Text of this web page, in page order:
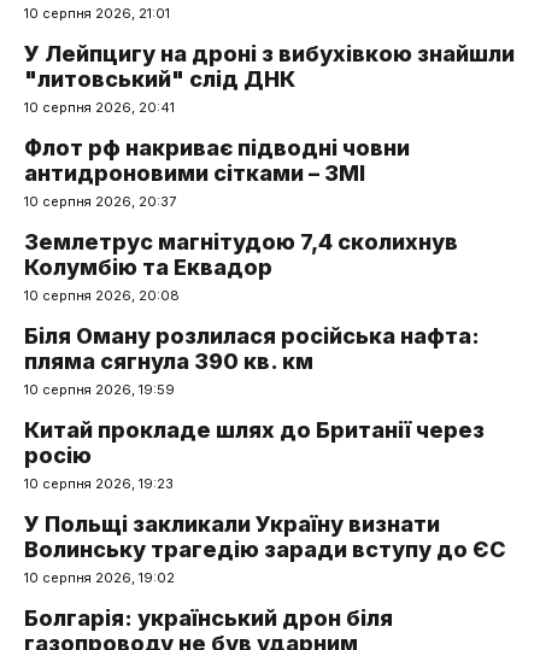
10 серпня 2026, 21:01
У Лейпцигу на дроні з вибухівкою знайшли
"литовський" слід ДНК
10 серпня 2026, 20:41
Флот рф накриває підводні човни
антидроновими сітками – ЗМІ
10 серпня 2026, 20:37
Землетрус магнітудою 7,4 сколихнув
Колумбію та Еквадор
10 серпня 2026, 20:08
Біля Оману розлилася російська нафта:
пляма сягнула 390 кв. км
10 серпня 2026, 19:59
Китай прокладе шлях до Британії через
росію
10 серпня 2026, 19:23
У Польщі закликали Україну визнати
Волинську трагедію заради вступу до ЄС
10 серпня 2026, 19:02
Болгарія: український дрон біля
газопроводу не був ударним